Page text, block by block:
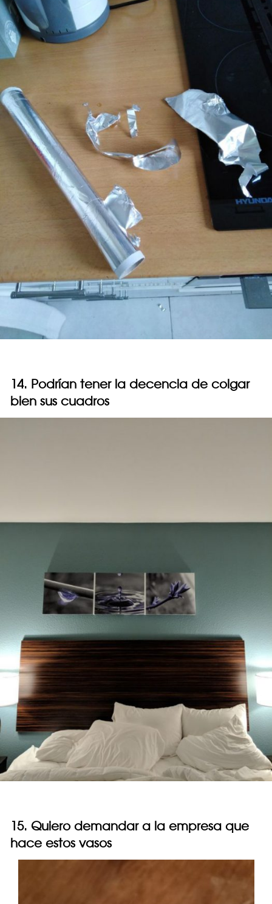
14. Podrían tener la decencia de colgar
bien sus cuadros
15. Quiero demandar a la empresa que
hace estos vasos